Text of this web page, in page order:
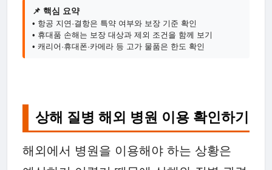
📌 핵심 요약
• 항공 지연·결항은 특약 여부와 보장 기준 확인
• 휴대품 손해는 보장 대상과 제외 조건을 함께 보기
• 캐리어·휴대폰·카메라 등 고가 물품은 한도 확인
상해 질병 해외 병원 이용 확인하기
해외에서 병원을 이용해야 하는 상황은